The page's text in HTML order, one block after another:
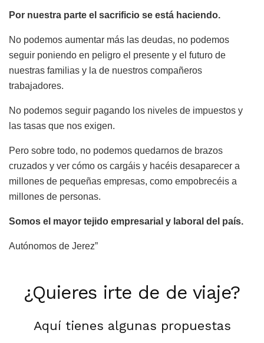
Por nuestra parte el sacrificio se está haciendo.
No podemos aumentar más las deudas, no podemos
seguir poniendo en peligro el presente y el futuro de
nuestras familias y la de nuestros compañeros
trabajadores.
No podemos seguir pagando los niveles de impuestos y
las tasas que nos exigen.
Pero sobre todo, no podemos quedarnos de brazos
cruzados y ver cómo os cargáis y hacéis desaparecer a
millones de pequeñas empresas, como empobrecéis a
millones de personas.
Somos el mayor tejido empresarial y laboral del país.
Autónomos de Jerez”
¿Quieres irte de de viaje?
Aquí tienes algunas propuestas